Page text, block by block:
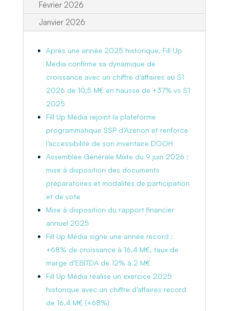
Février 2026
Janvier 2026
Après une année 2025 historique, Fill Up
Média confirme sa dynamique de
croissance avec un chiffre d’affaires au S1
2026 de 10,5 M€ en hausse de +37% vs S1
2025
Fill Up Média rejoint la plateforme
programmatique SSP d’Azerion et renforce
l’accessibilité de son inventaire DOOH
Assemblée Générale Mixte du 9 juin 2026 :
mise à disposition des documents
préparatoires et modalités de participation
et de vote
Mise à disposition du rapport financier
annuel 2025
Fill Up Média signe une année record :
+68% de croissance à 16,4 M€, taux de
marge d’EBITDA de 12% à 2 M€
Fill Up Média réalise un exercice 2025
historique avec un chiffre d’affaires record
de 16,4 M€ (+68%)